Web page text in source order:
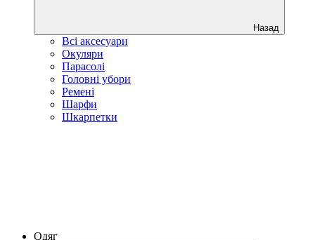
Назад
Всі аксесуари
Окуляри
Парасолі
Головні убори
Ремені
Шарфи
Шкарпетки
Одяг